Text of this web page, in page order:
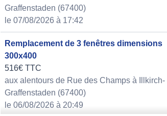
Graffenstaden (67400)
le 07/08/2026 à 17:42
Remplacement de 3 fenêtres dimensions
300x400
516€ TTC
aux alentours de Rue des Champs à Illkirch-
Graffenstaden (67400)
le 06/08/2026 à 20:49